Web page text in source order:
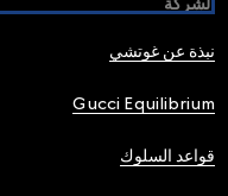
الشركة
نبذة عن غوتشي
Gucci Equilibrium
قواعد السلوك